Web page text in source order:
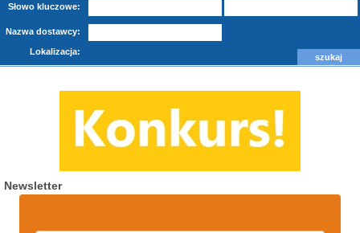
Słowo kluczowe:
Nazwa dostawcy:
Lokalizacja:
Newsletter